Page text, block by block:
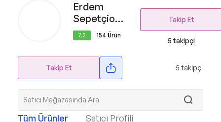
Erdem
Sepetçioğlu
Şekerleme
7.2 154 Ürün
Takip Et
5 takipçi
Takip Et 5 takipçi
Tüm Ürünler Satıcı Profili